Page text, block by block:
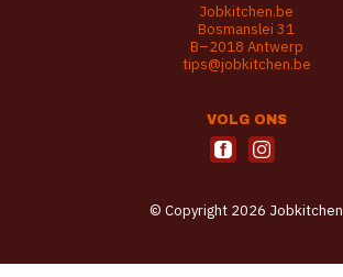
Jobkitchen.be
Bosmanslei 31
B–2018 Antwerp
tips@jobkitchen.be
VOLG ONS
© Copyright 2026 Jobkitchen